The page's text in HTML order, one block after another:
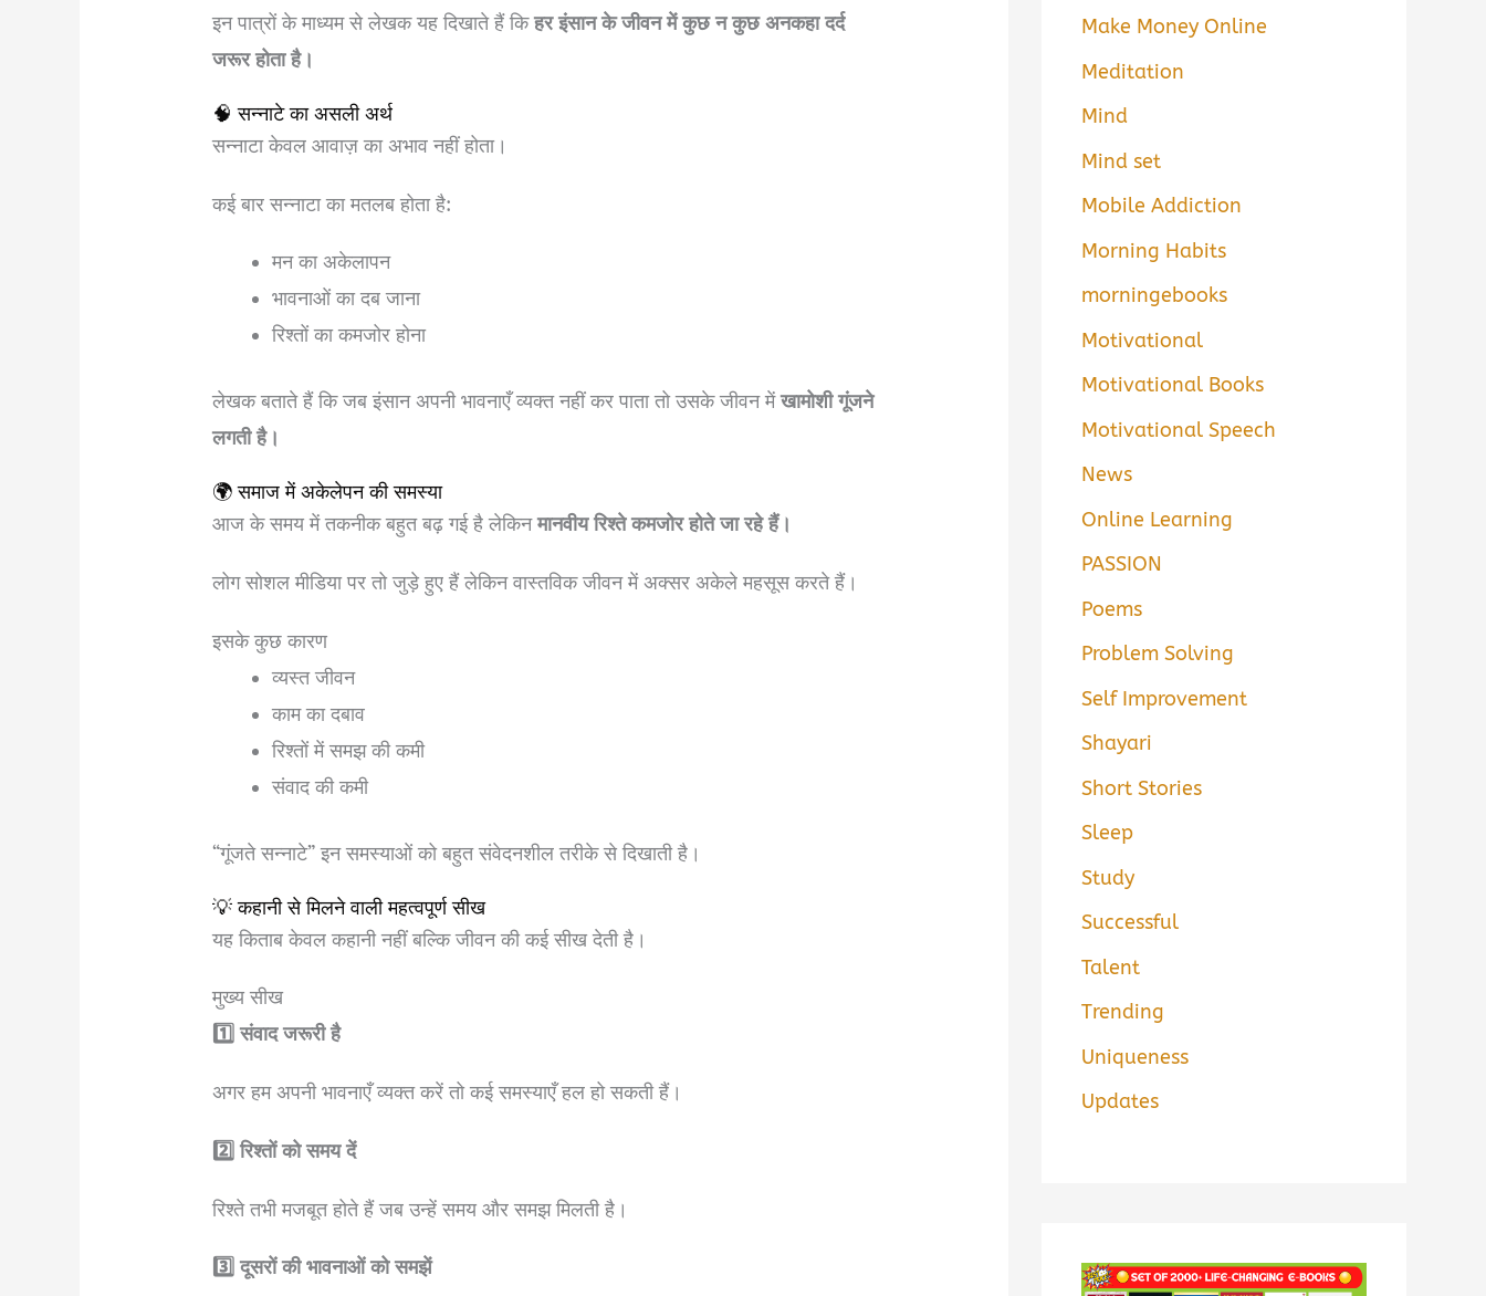
इन पात्रों के माध्यम से लेखक यह दिखाते हैं किहर इंसान के जीवन में कुछ न कुछ अनकहा दर्द
जरूर होता है।
🧠 सन्नाटे का असली अर्थ
सन्नाटा केवल आवाज़ का अभाव नहीं होता।
कई बार सन्नाटा का मतलब होता है:
मन का अकेलापन
भावनाओं का दब जाना
रिश्तों का कमजोर होना
लेखक बताते हैं कि जब इंसान अपनी भावनाएँ व्यक्त नहीं कर पाता तो उसके जीवन मेंखामोशी गूंजने
लगती है।
🌍 समाज में अकेलेपन की समस्या
आज के समय में तकनीक बहुत बढ़ गई है लेकिनमानवीय रिश्ते कमजोर होते जा रहे हैं।
लोग सोशल मीडिया पर तो जुड़े हुए हैं लेकिन वास्तविक जीवन में अक्सर अकेले महसूस करते हैं।
इसके कुछ कारण
व्यस्त जीवन
काम का दबाव
रिश्तों में समझ की कमी
संवाद की कमी
“गूंजते सन्नाटे” इन समस्याओं को बहुत संवेदनशील तरीके से दिखाती है।
💡 कहानी से मिलने वाली महत्वपूर्ण सीख
यह किताब केवल कहानी नहीं बल्कि जीवन की कई सीख देती है।
मुख्य सीख
1️⃣ संवाद जरूरी है
अगर हम अपनी भावनाएँ व्यक्त करें तो कई समस्याएँ हल हो सकती हैं।
2️⃣ रिश्तों को समय दें
रिश्ते तभी मजबूत होते हैं जब उन्हें समय और समझ मिलती है।
3️⃣ दूसरों की भावनाओं को समझें
Make Money Online
Meditation
Mind
Mind set
Mobile Addiction
Morning Habits
morningebooks
Motivational
Motivational Books
Motivational Speech
News
Online Learning
PASSION
Poems
Problem Solving
Self Improvement
Shayari
Short Stories
Sleep
Study
Successful
Talent
Trending
Uniqueness
Updates